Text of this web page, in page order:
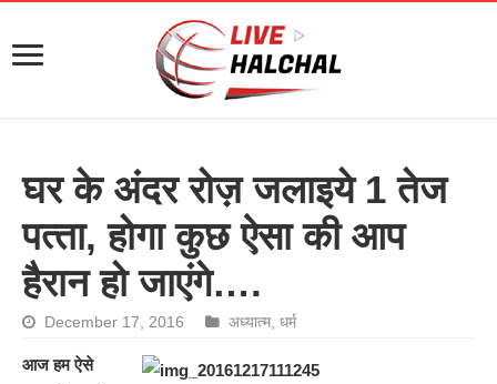
घर के अंदर रोज़ जलाइये 1 तेज
पत्‍ता, होगा कुछ ऐसा की आप
हैरान हो जाएंगे….
December 17, 2016 अध्यात्म,धर्म
आज हम ऐसे